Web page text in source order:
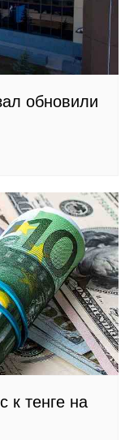
обновили
к тенге на